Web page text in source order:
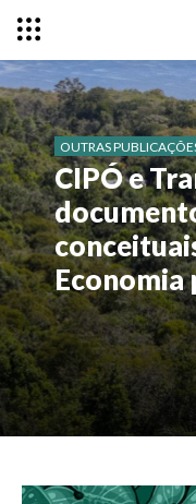
OUTRAS
CIPÓ e
Economia